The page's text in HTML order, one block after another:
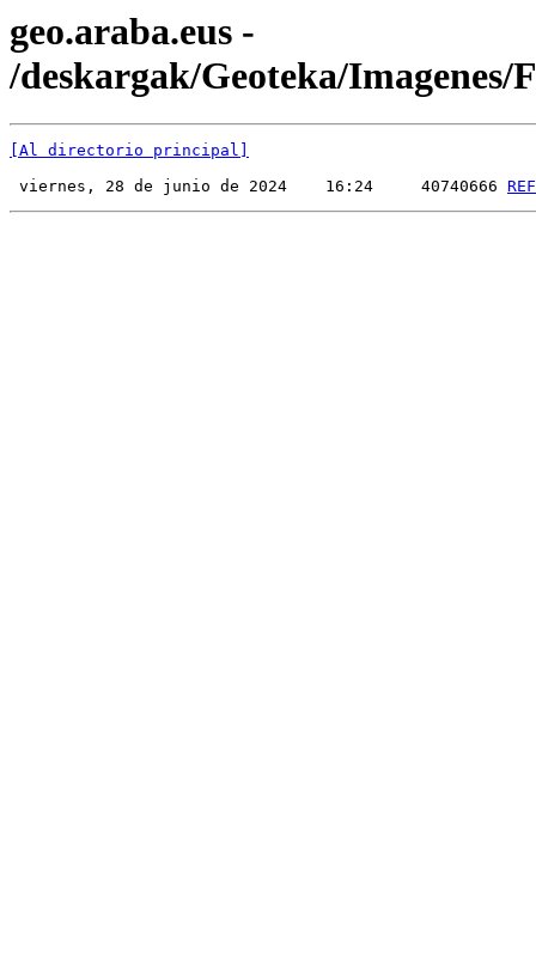
geo.araba.eus -
/deskargak/Geoteka/Imagenes/
[Al directorio principal]
viernes, 28 de junio de 2024    16:24     40740666